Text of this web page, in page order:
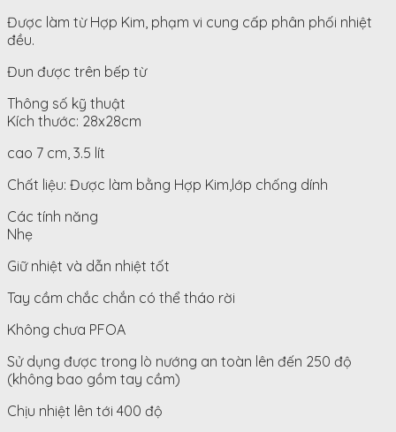
Được làm từ Hợp Kim, phạm vi cung cấp phân phối nhiệt
đều.
Đun được trên bếp từ
Thông số kỹ thuật
Kích thước: 28x28cm
cao 7 cm, 3.5 lít
Chất liệu: Được làm bằng Hợp Kim,lớp chống dính
Các tính năng
Nhẹ
Giữ nhiệt và dẫn nhiệt tốt
Tay cầm chắc chắn có thể tháo rời
Không chưa PFOA
Sử dụng được trong lò nướng an toàn lên đến 250 độ
(không bao gồm tay cầm)
Chịu nhiệt lên tới 400 độ